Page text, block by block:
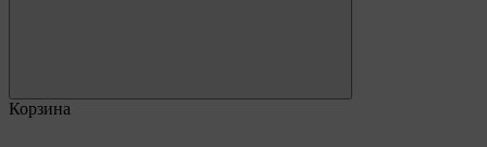
Корзина